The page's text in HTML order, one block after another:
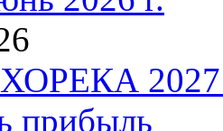
2027:
прибыль